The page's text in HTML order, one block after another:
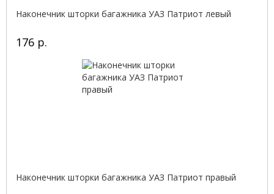
Наконечник шторки багажника УАЗ Патриот левый
176 р.
Наконечник шторки багажника УАЗ Патриот правый